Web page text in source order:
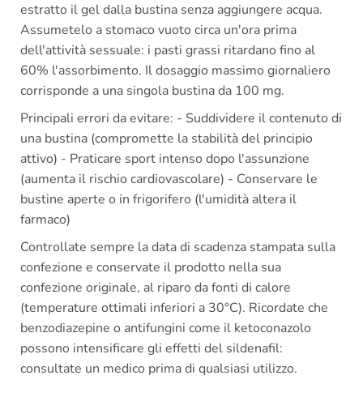
estratto il gel dalla bustina senza aggiungere acqua.
Assumetelo a stomaco vuoto circa un'ora prima
dell'attività sessuale: i pasti grassi ritardano fino al
60% l'assorbimento. Il dosaggio massimo giornaliero
corrisponde a una singola bustina da 100 mg.
Principali errori da evitare: - Suddividere il contenuto di
una bustina (compromette la stabilità del principio
attivo) - Praticare sport intenso dopo l'assunzione
(aumenta il rischio cardiovascolare) - Conservare le
bustine aperte o in frigorifero (l'umidità altera il
farmaco)
Controllate sempre la data di scadenza stampata sulla
confezione e conservate il prodotto nella sua
confezione originale, al riparo da fonti di calore
(temperature ottimali inferiori a 30°C). Ricordate che
benzodiazepine o antifungini come il ketoconazolo
possono intensificare gli effetti del sildenafil:
consultate un medico prima di qualsiasi utilizzo.